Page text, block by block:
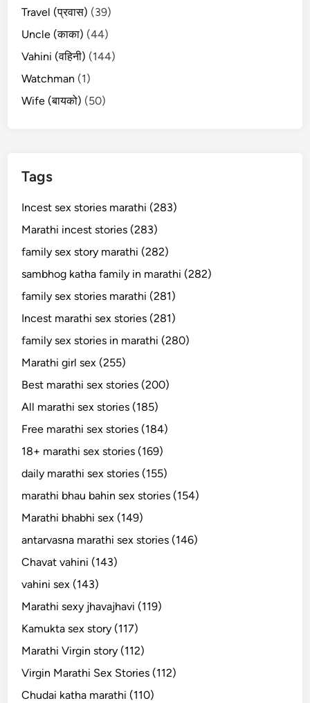
Travel (प्रवास) (39)
Uncle (काका) (44)
Vahini (वहिनी) (144)
Watchman (1)
Wife (बायको) (50)
Tags
Incest sex stories marathi (283)
Marathi incest stories (283)
family sex story marathi (282)
sambhog katha family in marathi (282)
family sex stories marathi (281)
Incest marathi sex stories (281)
family sex stories in marathi (280)
Marathi girl sex (255)
Best marathi sex stories (200)
All marathi sex stories (185)
Free marathi sex stories (184)
18+ marathi sex stories (169)
daily marathi sex stories (155)
marathi bhau bahin sex stories (154)
Marathi bhabhi sex (149)
antarvasna marathi sex stories (146)
Chavat vahini (143)
vahini sex (143)
Marathi sexy jhavajhavi (119)
Kamukta sex story (117)
Marathi Virgin story (112)
Virgin Marathi Sex Stories (112)
Chudai katha marathi (110)